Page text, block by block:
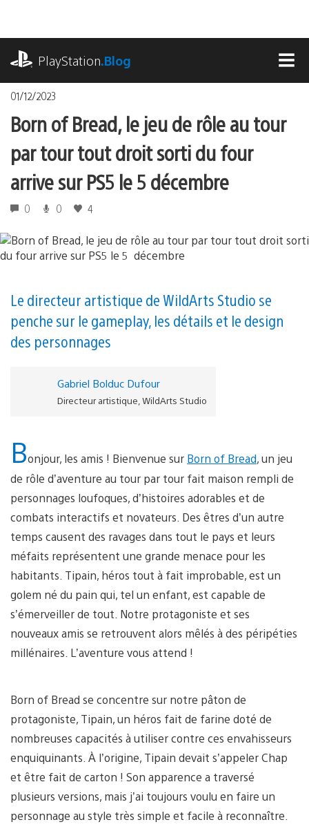
contenu
PlayStation.Blog
01/12/2023
Born of Bread, le jeu de rôle au tour
par tour tout droit sorti du four
arrive sur PS5 le 5 décembre
0 0 4
Le directeur artistique de WildArts Studio se
penche sur le gameplay, les détails et le design
des personnages
Gabriel Bolduc Dufour
Directeur artistique, WildArts Studio
Bonjour, les amis ! Bienvenue sur Born of Bread, un jeu
de rôle d’aventure au tour par tour fait maison rempli de
personnages loufoques, d’histoires adorables et de
combats interactifs et novateurs. Des êtres d’un autre
temps causent des ravages dans tout le pays et leurs
méfaits représentent une grande menace pour les
habitants. Tipain, héros tout à fait improbable, est un
golem né du pain qui, tel un enfant, est capable de
s’émerveiller de tout. Notre protagoniste et ses
nouveaux amis se retrouvent alors mêlés à des péripéties
millénaires. L’aventure vous attend !
Born of Bread se concentre sur notre pâton de
protagoniste, Tipain, un héros fait de farine doté de
nombreuses capacités à utiliser contre ces envahisseurs
enquiquinants. À l’origine, Tipain devait s’appeler Chap
et être fait de carton ! Son apparence a traversé
plusieurs versions, mais j’ai toujours voulu en faire un
personnage au style très simple et facile à reconnaître.